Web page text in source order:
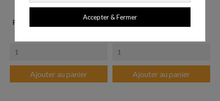
Accepter & Fermer
ProMove App - Premium (1 an)
Ajouter au panier
Sac pour Witty Pro
Ajouter au panier